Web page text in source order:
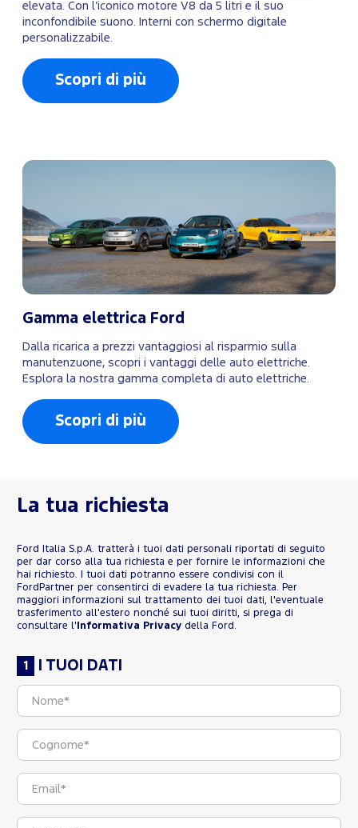
elevata. Con l’iconico motore V8 da 5 litri e il suo
inconfondibile suono. Interni con schermo digitale
personalizzabile.
Scopri di più
Gamma elettrica Ford
Dalla ricarica a prezzi vantaggiosi al risparmio sulla
manutenzuone, scopri i vantaggi delle auto elettriche.
Esplora la nostra gamma completa di auto elettriche.
Scopri di più
La tua richiesta
Ford Italia S.p.A. tratterà i tuoi dati personali riportati di seguito
per dar corso alla tua richiesta e per fornire le informazioni che
hai richiesto. I tuoi dati potranno essere condivisi con il
FordPartner per consentirci di evadere la tua richiesta. Per
maggiori informazioni sul trattamento dei tuoi dati, l'eventuale
trasferimento all'estero nonché sui tuoi diritti, si prega di
consultare l' Informativa Privacy della Ford.
I TUOI DATI